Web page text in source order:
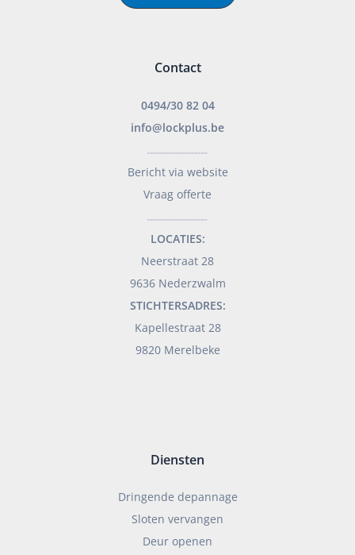
Contact
0494/30 82 04
info@lockplus.be
Bericht via website
Vraag offerte
LOCATIES:
Neerstraat 28
9636 Nederzwalm
STICHTERSADRES:
Kapellestraat 28
9820 Merelbeke
Diensten
Dringende depannage
Sloten vervangen
Deur openen